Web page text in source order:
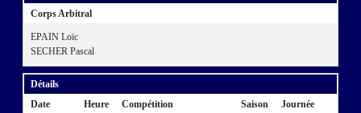
Corps Arbitral
EPAIN Loïc
SECHER Pascal
Détails
Date
Heure Compétition Saison Journée